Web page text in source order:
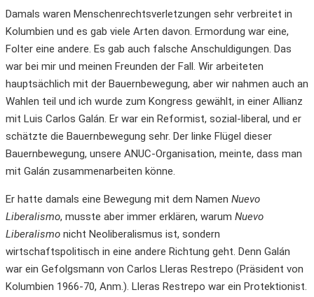
Damals waren Menschenrechtsverletzungen sehr verbreitet in
Kolumbien und es gab viele Arten davon. Ermordung war eine,
Folter eine andere. Es gab auch falsche Anschuldigungen. Das
war bei mir und meinen Freunden der Fall. Wir arbeiteten
hauptsächlich mit der Bauernbewegung, aber wir nahmen auch an
Wahlen teil und ich wurde zum Kongress gewählt, in einer Allianz
mit Luis Carlos Galán. Er war ein Reformist, sozial-liberal, und er
schätzte die Bauernbewegung sehr. Der linke Flügel dieser
Bauernbewegung, unsere ANUC-Organisation, meinte, dass man
mit Galán zusammenarbeiten könne.
Er hatte damals eine Bewegung mit dem Namen Nuevo
Liberalismo, musste aber immer erklären, warum Nuevo
Liberalismo nicht Neoliberalismus ist, sondern
wirtschaftspolitisch in eine andere Richtung geht. Denn Galán
war ein Gefolgsmann von Carlos Lleras Restrepo (Präsident von
Kolumbien 1966-70, Anm.). Lleras Restrepo war ein Protektionist.